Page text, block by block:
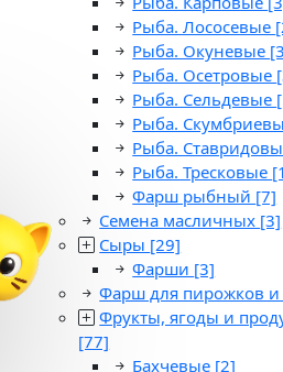
Рыба. Лососевые
Рыба. Окуневые
Рыба. Осетровые
Рыба. Сельдевые
Рыба.
Рыба.
Рыба. Тресковые
Фарш рыбный [7]
Семена масличных [3]
Сыры [29]
Фарши [3]
Фарш для пирожков и
Фрукты, ягоды и
[77]
Бахчевые [2]